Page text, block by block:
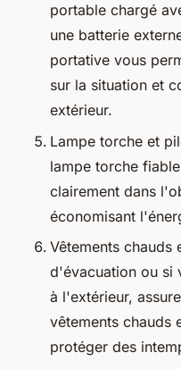
portable chargé
une batterie
portative vous
sur la situation et
extérieur.
Lampe torche et
lampe torche
clairement dans
économisant
Vêtements chauds
d'évacuation ou si
à l'extérieur,
vêtements chauds
protéger des